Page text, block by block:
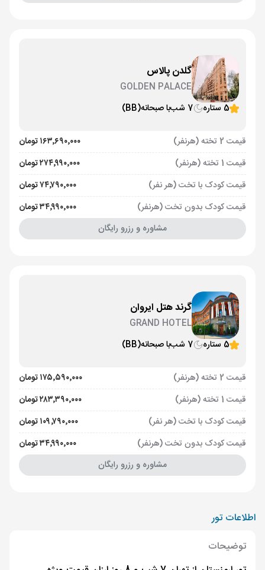
گلدن پالاس
GOLDEN PALACE
5 ستاره
7 شب با صبحانه(BB)
قیمت 2 تخته (هرنفر)
۱۶۳٬۶۹۰٬۰۰۰ تومان
قیمت 1 تخته (هرنفر)
۲۷۴٬۹۹۰٬۰۰۰ تومان
قیمت کودک با تخت (هر نفر)
۷۴٬۷۹۰٬۰۰۰ تومان
قیمت کودک بدون تخت (هرنفر)
۳۴٬۹۹۰٬۰۰۰ تومان
مشاوره و رزرو رایگان
گرند هتل ایروان
GRAND HOTEL
5 ستاره
7 شب با صبحانه(BB)
قیمت 2 تخته (هرنفر)
۱۷۵٬۵۹۰٬۰۰۰ تومان
قیمت 1 تخته (هرنفر)
۲۸۳٬۳۹۰٬۰۰۰ تومان
قیمت کودک با تخت (هر نفر)
۱۰۹٬۷۹۰٬۰۰۰ تومان
قیمت کودک بدون تخت (هرنفر)
۳۴٬۹۹۰٬۰۰۰ تومان
مشاوره و رزرو رایگان
اطلاعات تور
توضیحات